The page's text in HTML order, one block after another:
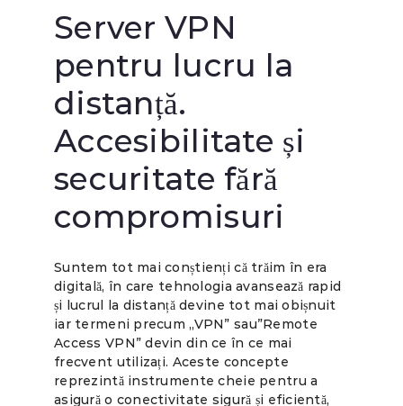
Server VPN
pentru lucru la
distanță.
Accesibilitate și
securitate fără
compromisuri
Suntem tot mai conștienți că trăim în era
digitală, în care tehnologia avansează rapid
și lucrul la distanță devine tot mai obișnuit
iar termeni precum „VPN” sau”Remote
Access VPN” devin din ce în ce mai
frecvent utilizați. Aceste concepte
reprezintă instrumente cheie pentru a
asigură o conectivitate sigură și eficientă,